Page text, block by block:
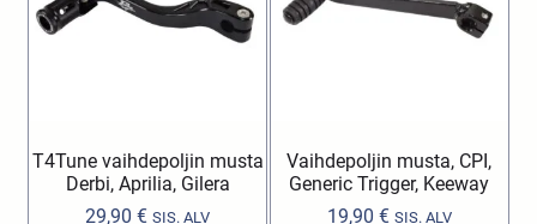
T4Tune vaihdepoljin musta
Derbi, Aprilia, Gilera
29,90€ SIS. ALV
Vaihdepoljin musta, CPI,
Generic Trigger, Keeway
19,90 € SIS. ALV